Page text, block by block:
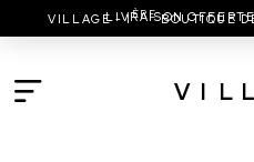
VILLAGE - 1ÈREBOUTIQUE DE MODE À
LIVRAISON
V I L L